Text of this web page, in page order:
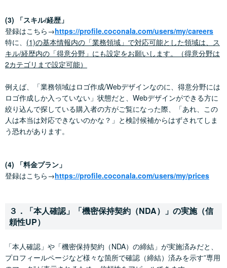
(3) 「スキル/経歴」
登録はこちら→https://profile.coconala.com/users/my/careers
特に、 (1)の基本情報内の「業務領域」で対応可能とした領域は、ス
キル/経歴内の「得意分野」にも設定をお願いします。（得意分野は
2カテゴリまで設定可能）
例えば、「業務領域はロゴ作成/Webデザインなのに、得意分野には
ロゴ作成しか入っていない」状態だと、Webデザインができる方に
絞り込んで探している購入者の方がご覧になった際、「あれ、この
人は本当は対応できないのかな？」と検討候補からはずされてしま
う恐れがあります。
(4) 「料金プラン」
登録はこちら→https://profile.coconala.com/users/my/prices
３．「本人確認」「機密保持契約（NDA）」の実施（信
頼性UP）
「本人確認」や「機密保持契約（NDA）の締結」が実施済みだと、
プロフィールページなど様々な箇所で確認（締結）済みを示す”専用